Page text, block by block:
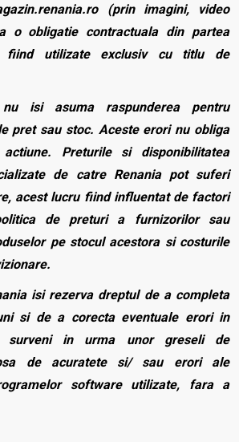
(prin imagini, video
o obligatie contractuala din partea
fiind utilizate exclusiv cu titlu de
isi asuma raspunderea pentru
pret sau stoc. Aceste erori nu obliga
Preturile si disponibilitatea
de catre Renania pot suferi
acest lucru fiind influentat de factori
de preturi a furnizorilor sau
pe stocul acestora si costurile
isi rezerva dreptul de a completa
si de a corecta eventuale erori in
surveni in urma unor greseli de
de acuratete si/ sau erori ale
software utilizate, fara a